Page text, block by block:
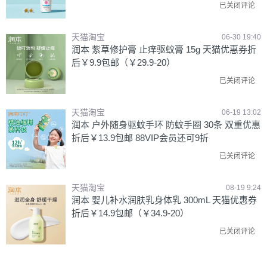
已关闭评论
天猫淘宝 06-30 19:40
润本 紫草修护膏 止痒驱蚊膏 15g 天猫优惠券折
后￥9.9包邮（￥29.9-20）
已关闭评论
天猫淘宝 06-19 13:02
润本 户外随身驱蚊手环 防蚊手圈 30条 双重优惠
折后￥13.9包邮 88VIP会员还可9折
已关闭评论
天猫淘宝 08-19 9:24
润本 婴儿补水润肤乳身体乳 300mL 天猫优惠券
折后￥14.9包邮（￥34.9-20）
已关闭评论